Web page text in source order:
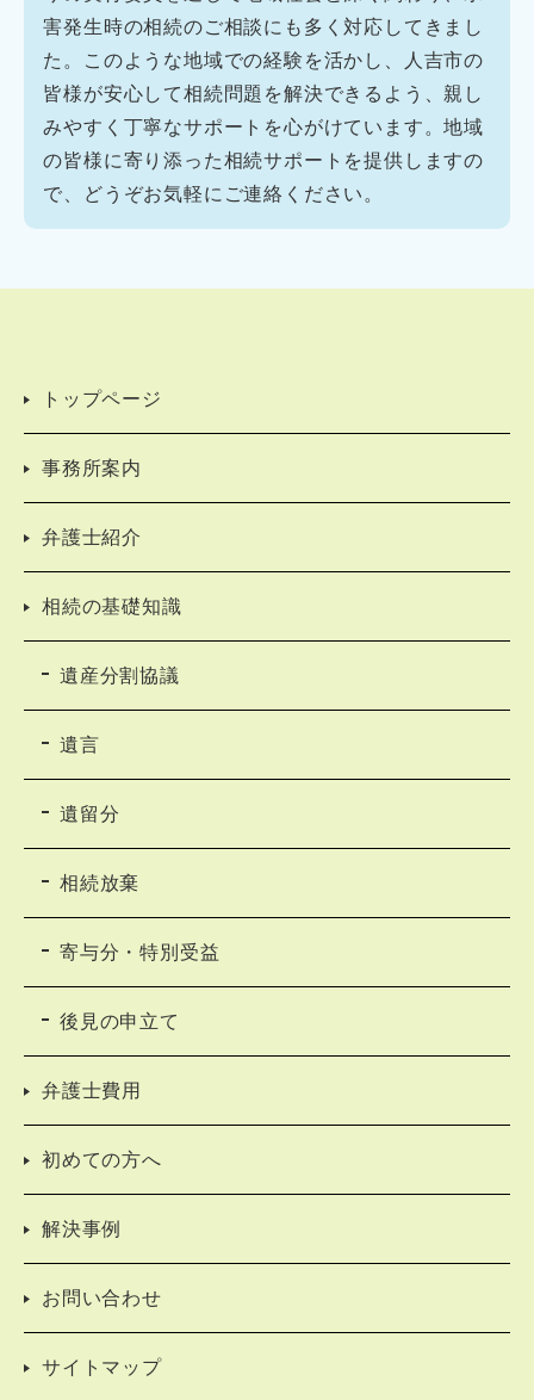
害発生時の相続のご相談にも多く対応してきまし
た。このような地域での経験を活かし、人吉市の
皆様が安心して相続問題を解決できるよう、親し
みやすく丁寧なサポートを心がけています。地域
の皆様に寄り添った相続サポートを提供しますの
で、どうぞお気軽にご連絡ください。
トップページ
事務所案内
弁護士紹介
相続の基礎知識
遺産分割協議
遺言
遺留分
相続放棄
寄与分・特別受益
後見の申立て
弁護士費用
初めての方へ
解決事例
お問い合わせ
サイトマップ